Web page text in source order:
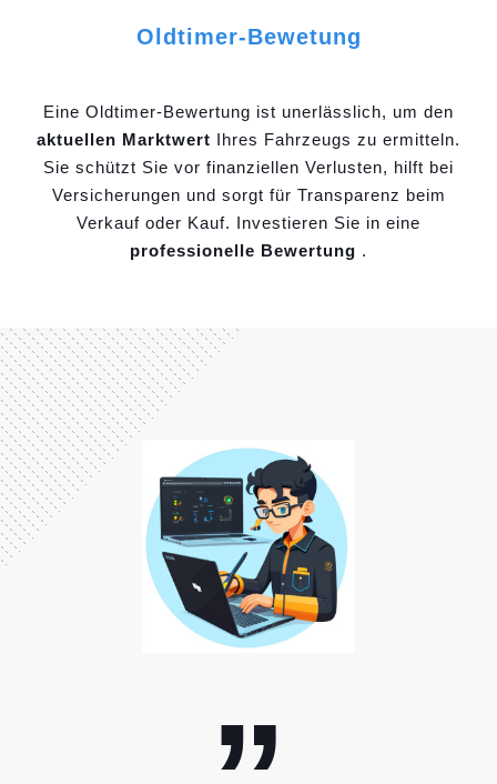
Oldtimer-Bewetung
Eine Oldtimer-Bewertung ist unerlässlich, um den
aktuellen Marktwert Ihres Fahrzeugs zu ermitteln.
Sie schützt Sie vor finanziellen Verlusten, hilft bei
Versicherungen und sorgt für Transparenz beim
Verkauf oder Kauf. Investieren Sie in eine
professionelle Bewertung .
„